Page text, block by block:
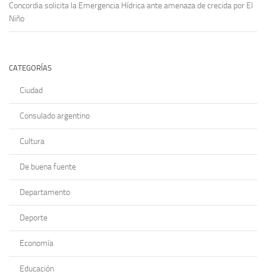
Concordia solicita la Emergencia Hídrica ante amenaza de crecida por El
Niño
CATEGORÍAS
Ciudad
Consulado argentino
Cultura
De buena fuente
Departamento
Deporte
Economía
Educación